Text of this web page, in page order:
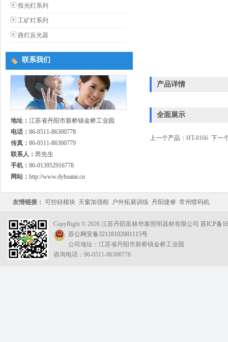
投光灯系列
工矿灯系列
路灯反光器
联系我们
地址： 江苏省丹阳市新桥镇金桥工业园
电话： 86-0511-86300778
传真： 86-0511-86300779
联系人： 芮先生
手机： 86-013952916778
网站： http://www.dyhuatai.cn
产品详情
全面展示
上一个产品： HT-8166 下一
友情链接： 可控硅模块 天窗加强框 户外拓展训练 丹阳捷睿 常州喷码机
CopyRight © 2026 江苏丹阳富林华泰照明器材有限公司 苏ICP备
苏公网安备32118102001115号
公司地址：江苏省丹阳市新桥镇金桥工业园
咨询电话：86-0511-86300778